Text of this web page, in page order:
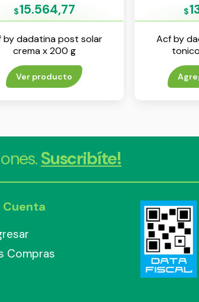
$15.564,77
by dadatina post solar
crema x 200 g
Ver producto
$
Acf by
Suscribíte!
Cuenta
Compras